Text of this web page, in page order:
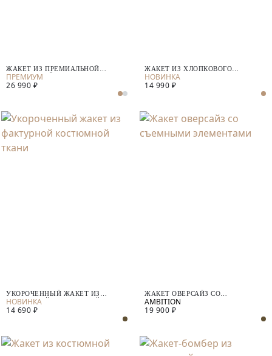
ЖАКЕТ ИЗ ПРЕМИАЛЬНОЙ
КОСТЮМНОЙ ТКАНИ С ШЕРСТЬЮ
26 990 ₽
ЖАКЕТ ИЗ ХЛОПКОВОГО
ТРИКОТАЖА
14 990 ₽
УКОРОЧЕННЫЙ ЖАКЕТ ИЗ
ФАКТУРНОЙ КОСТЮМНОЙ ТКАНИ
14 690 ₽
ЖАКЕТ ОВЕРСАЙЗ СО
СЪЕМНЫМИ ЭЛЕМЕНТАМИ
19 900 ₽